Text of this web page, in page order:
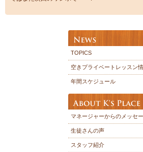
TOPICS
空きプライベートレッスン
年間スケジュール
マネージャーからのメッセ
生徒さんの声
スタッフ紹介